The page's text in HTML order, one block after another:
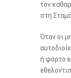
τον
στη
​Όταν οι
ή φόρτο